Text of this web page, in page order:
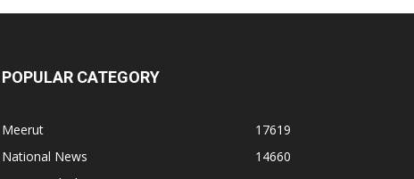
POPULAR CATEGORY
Meerut
17619
National News
14660